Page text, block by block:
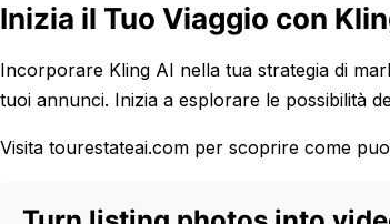
Inizia il Tuo Viaggio con
Incorporare Kling AI nella tua strategia di
tuoi annunci. Inizia a esplorare le possibilità
Visita tourestateai.com per scoprire come